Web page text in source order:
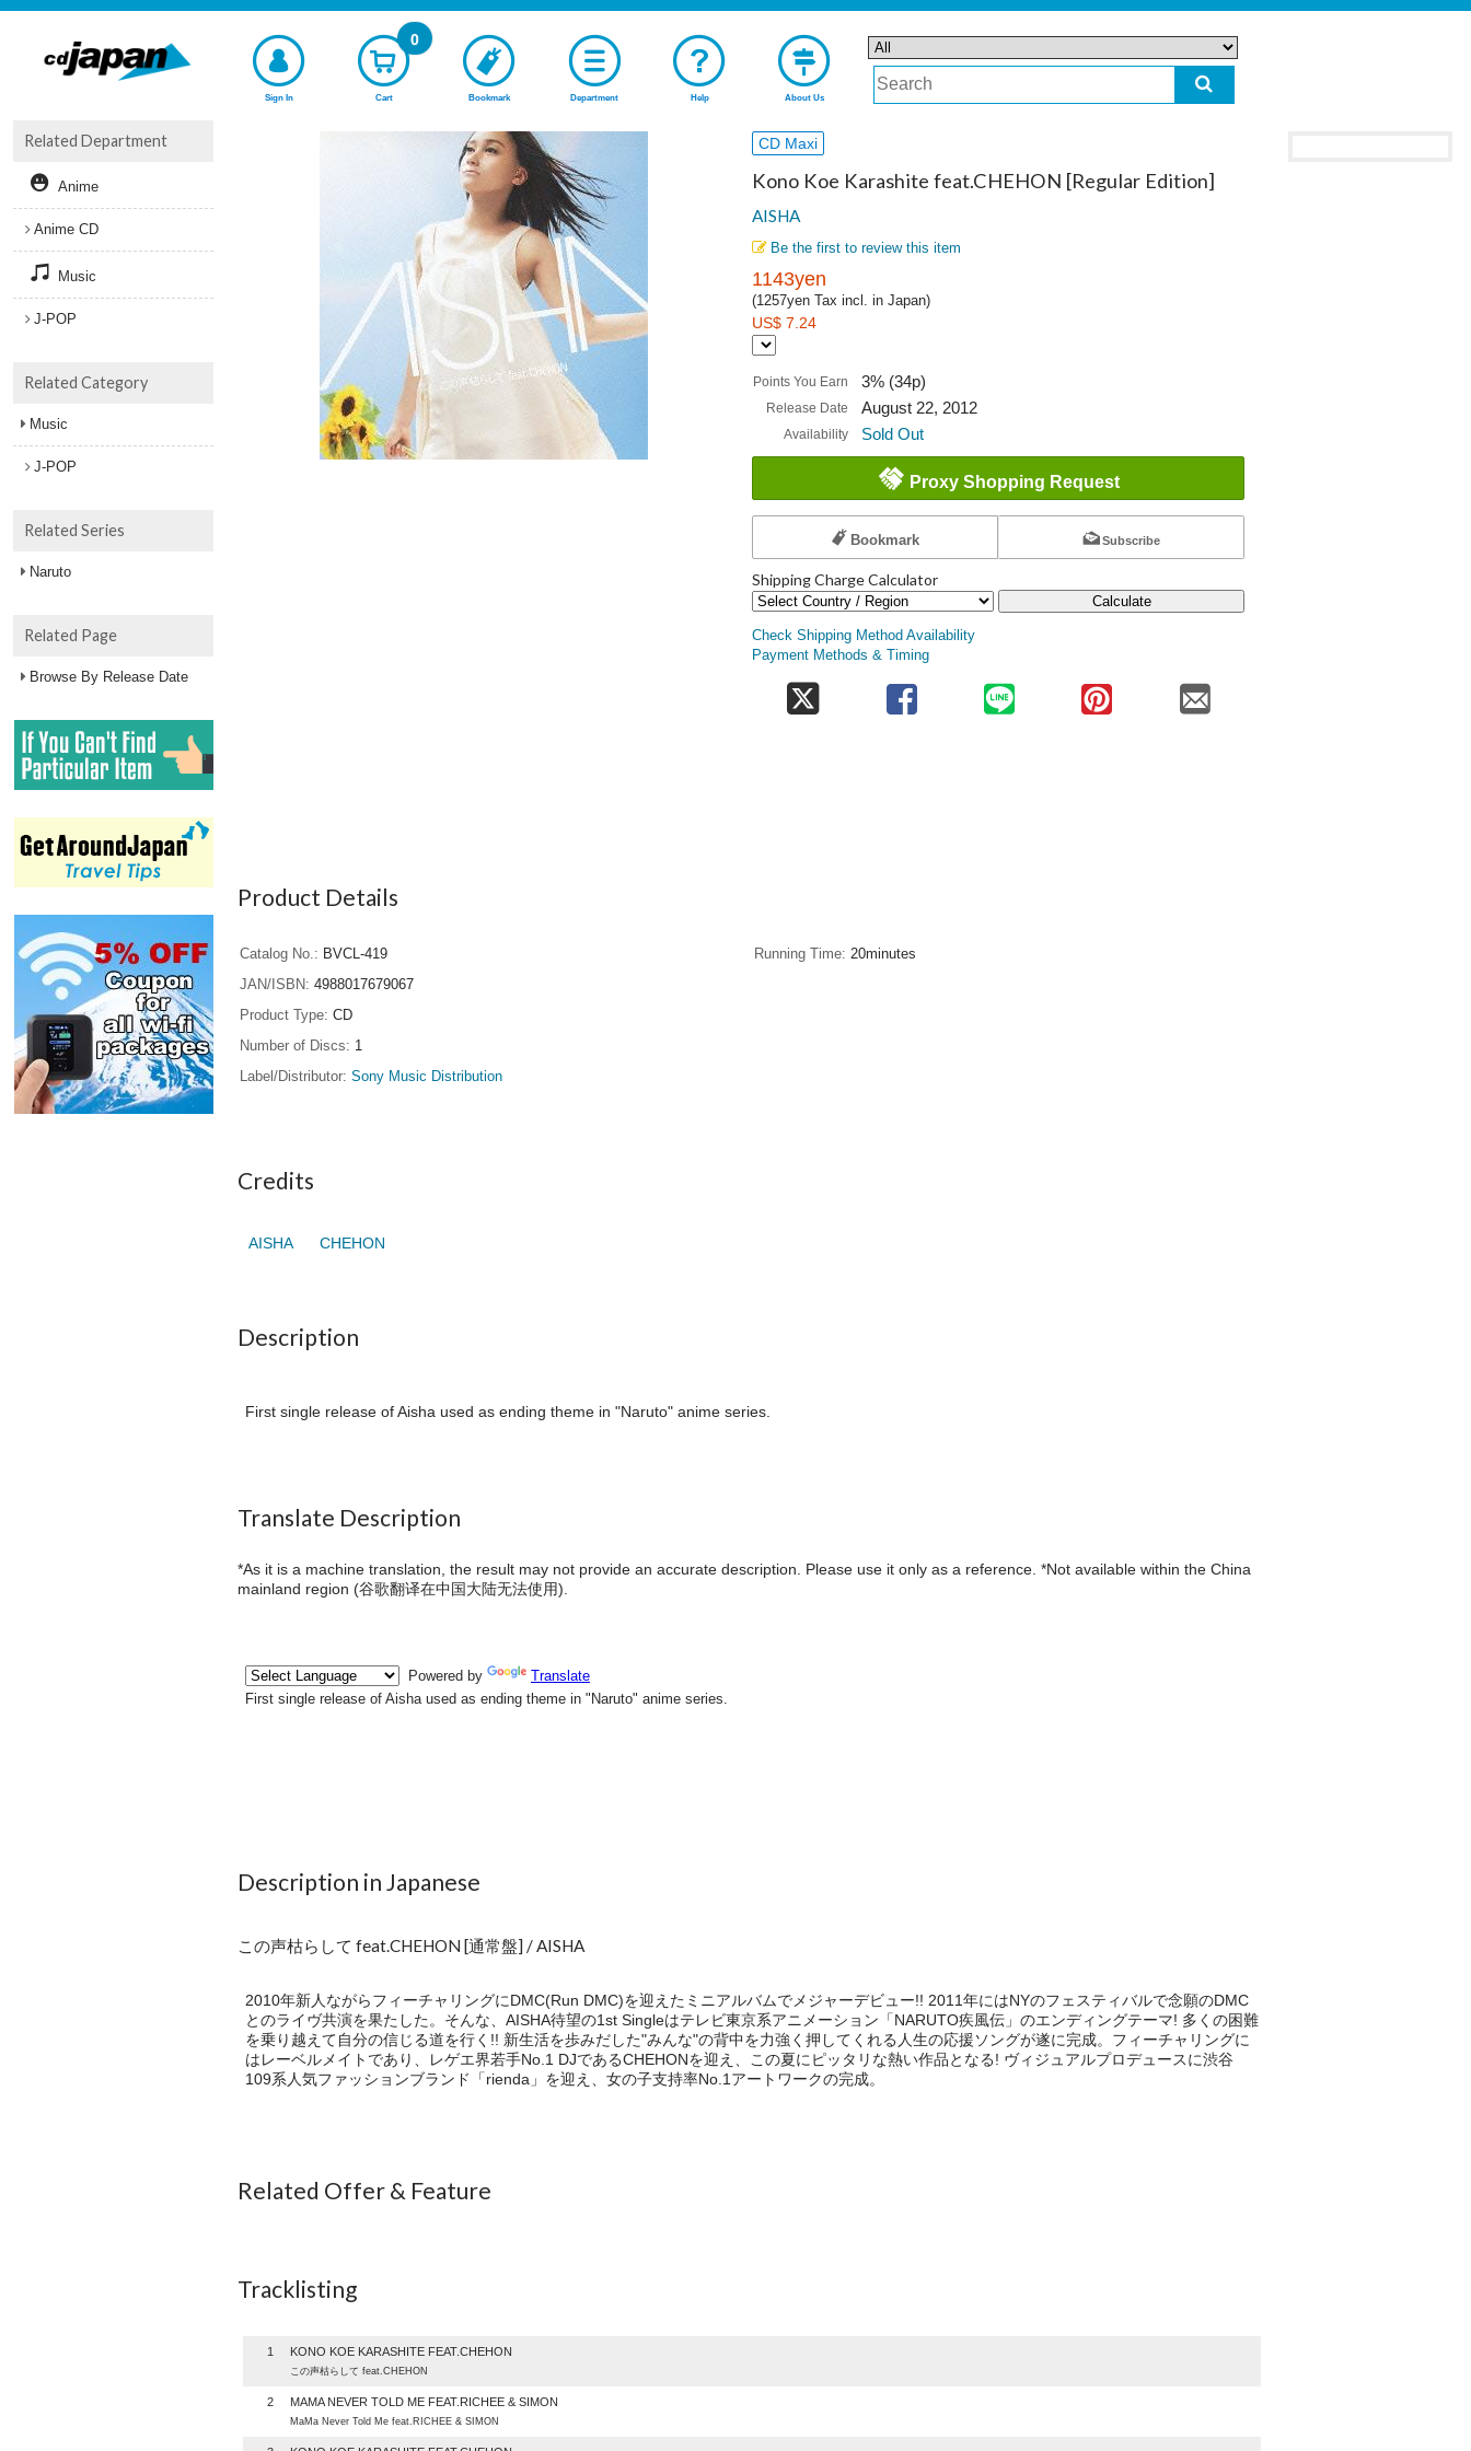
Sign In Cart
0
Bookmark Department Help About Us
CD Maxi
Kono Koe Karashite feat.CHEHON [Regular Edition]
AISHA
Be the first to review this item
1143yen
(1257yen Tax incl. in Japan)
US$ 7.24
Points You Earn 3% (34p)
Release Date August 22, 2012
Availability Sold Out
Proxy Shopping Request
Bookmark Subscribe
Shipping Charge Calculator
Calculate
Check Shipping Method Availability
Payment Methods & Timing
Product Details
Catalog No.
BVCL-419
JAN/ISBN
4988017679067
Product Type CD
Number of Discs
1
Label/Distributor Sony Music Distribution
Running Time 20minutes
Credits
AISHA CHEHON
Description
First single release of Aisha used as ending theme in "Naruto" anime series.
Translate Description
*As it is a machine translation, the result may not provide an accurate description. Please use it only as a reference. *Not available within the China
mainland region (谷歌翻译在中国大陆无法使用).
Description in Japanese
この声枯らして feat.CHEHON [通常盤] / AISHA
2010年新人ながらフィーチャリングにDMC(Run DMC)を迎えたミニアルバムでメジャーデビュー!! 2011年にはNYのフェスティバルで念願のDMC
とのライヴ共演を果たした。そんな、AISHA待望の1st Singleはテレビ東京系アニメーション「NARUTO疾風伝」のエンディングテーマ! 多くの困難
を乗り越えて自分の信じる道を行く!! 新生活を歩みだした"みんな"の背中を力強く押してくれる人生の応援ソングが遂に完成。フィーチャリングに
はレーベルメイトであり、レゲエ界若手No.1 DJであるCHEHONを迎え、この夏にピッタリな熱い作品となる! ヴィジュアルプロデュースに渋谷
109系人気ファッションブランド「rienda」を迎え、女の子支持率No.1アートワークの完成。
Related Offer & Feature
Tracklisting
1 KONO KOE KARASHITE FEAT.CHEHON
この声枯らして feat.CHEHON
2 MAMA NEVER TOLD ME FEAT.RICHEE & SIMON
MaMa Never Told Me feat.RICHEE & SIMON
Related Department
Anime
Anime CD
Music
J-POP
Related Category
Music
J-POP
Related Series
Naruto
Related Page
Browse By Release Date